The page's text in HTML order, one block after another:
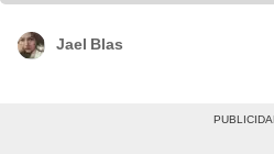
Jael Blas